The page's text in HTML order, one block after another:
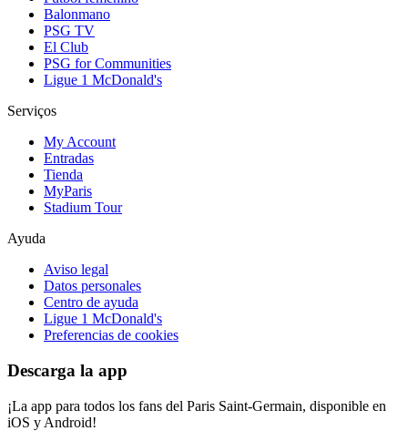
Balonmano
PSG TV
El Club
PSG for Communities
Ligue 1 McDonald's
Serviços
My Account
Entradas
Tienda
MyParis
Stadium Tour
Ayuda
Aviso legal
Datos personales
Centro de ayuda
Ligue 1 McDonald's
Preferencias de cookies
Descarga la app
¡La app para todos los fans del Paris Saint-Germain, disponible en
iOS y Android!